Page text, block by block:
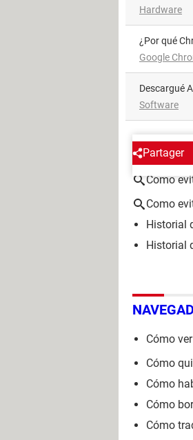
Hardware
¿Por qué
Google
Descargué
Software
Partager
Como
Como
Historial
Historial
Cómo
Cómo
Cómo
Cómo
Cómo